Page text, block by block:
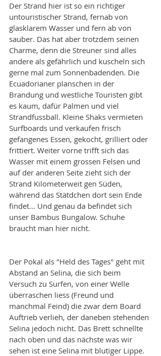
Der Strand hier ist so ein richtiger
untouristischer Strand, fernab von
glasklarem Wasser und fern ab von
sauber. Das hat aber trotzdem seinen
Charme, denn die Streuner sind alles
andere als gefährlich und kuscheln sich
gerne mal zum Sonnenbadenden. Die
Ecuadorianer planschen in der
Brandung und westliche Touristen gibt
es kaum, dafür Palmen und viel
Strandfussball. Kleine Shaks vermieten
Surfboards und verkaufen frisch
gefangenes Essen, gekocht, grilliert oder
frittiert. Weiter vorne trifft sich das
Wasser mit einem grossen Felsen und
auf der anderen Seite zieht sich der
Strand Kilometerweit gen Süden,
während das Stätdchen dort sein Ende
findet... Und genau da befindet sich
unser Bambus Bungalow. Schuhe
braucht man hier nicht.
Der Pokal als "Held des Tages" geht mit
Abstand an Selina, die sich beim
Versuch zu Surfen, von einer Welle
überraschen liess (Freund und
manchmal Feind) die zwar dem Board
Auftrieb verlieh, der daneben stehenden
Selina jedoch nicht. Das Brett schnellte
nach oben und das nächste was wir
sehen ist eine Selina mit blutiger Lippe.